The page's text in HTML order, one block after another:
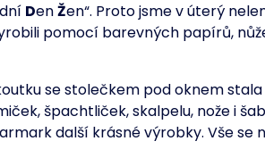
DenŽen“. Proto jsme v úterý
pomocí barevných papírů,
se stolečkem pod oknem
špachtliček, skalpelu, nože i
další krásné výrobky. Vše se